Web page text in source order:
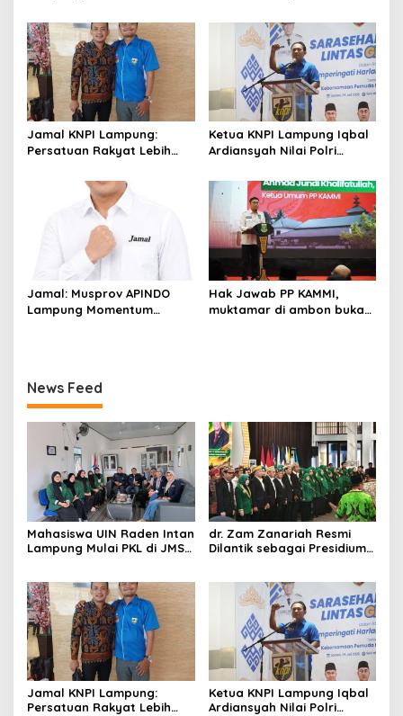
Perkuat Kontribusi Alumni
untuk Kemajuan Daerah
Jamal KNPI Lampung:
Persatuan Rakyat Lebih
Fanatisme Politik
Ketua KNPI Lampung Iqbal
Ardiansyah Nilai Polri
Hati Rakyat
Jamal: Musprov APINDO
Lampung Momentum
Hak Jawab PP KAMMI,
muktamar di ambon bukan
News Feed
Mahasiswa UIN Raden Intan
Lampung Mulai PKL di JMSI
dr. Zam Zanariah Resmi
Dilantik sebagai Presidium
untuk Kemajuan Daerah
Jamal KNPI Lampung:
Persatuan Rakyat Lebih
Ketua KNPI Lampung Iqbal
Ardiansyah Nilai Polri